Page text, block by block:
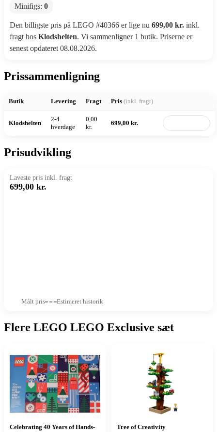
Minifigs: 0
Den billigste pris på LEGO #40366 er lige nu 699,00 kr. inkl.
fragt hos Klodshelten. Vi sammenligner 1 butik. Priserne er
senest opdateret 08.08.2026.
Prissammenligning
Butik Levering Fragt Pris (inkl. fragt)
Klodshelten
2-4
hverdage
0,00
kr.
699,00 kr.
Prisudvikling
Laveste pris inkl. fragt
699,00 kr.
Målt pris Estimeret historik
Flere LEGO LEGO Exclusive sæt
Celebrating 40 Years of Hands-
Tree of Creativity